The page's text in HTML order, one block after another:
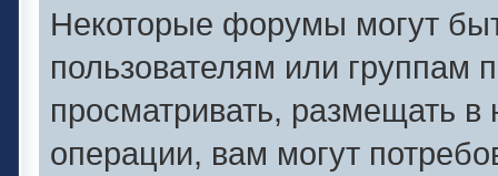
Некоторые форумы могут
пользователям или группам
просматривать, размещать
операции, вам могут